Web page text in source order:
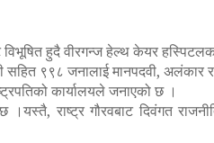
हुदै वीरगन्ज हेल्थ केयर
सहित ९९८ जनालाई मानपदवी, अलंकार
कार्यालयले जनाएको छ ।
राष्ट्र गौरवबाट दिवंगत